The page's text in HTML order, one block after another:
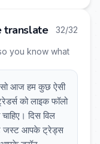
translate 32/32
you know what
सो आज हम कुछ ऐसी
को लाइक फॉलो
दिस विल
जस्ट आपके ट्रेड्स